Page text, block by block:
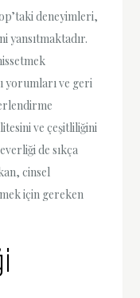
deneyimleri,
yansıtmaktadır.
yorumları ve geri
ve çeşitliliğini
de sıkça
cinsel
için gereken